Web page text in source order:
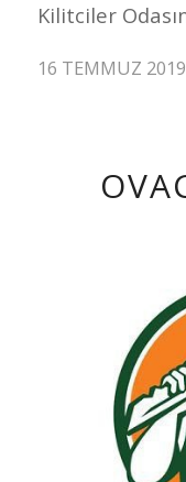
Kilitciler
16 TEMMUZ 2019